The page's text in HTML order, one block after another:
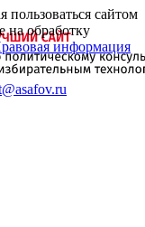
сайтом
на обработку
информация